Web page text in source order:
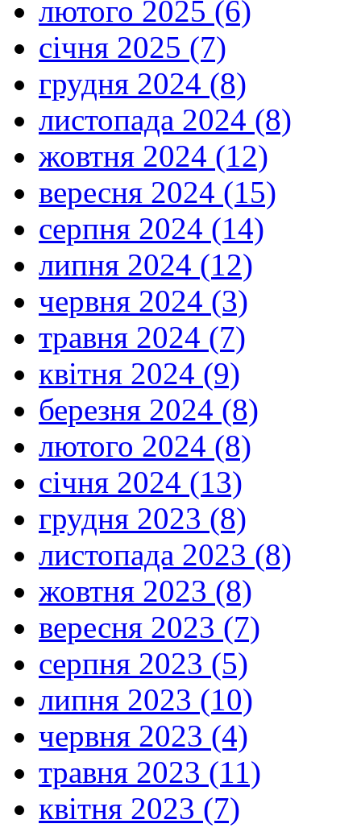
лютого 2025 (6)
січня 2025 (7)
грудня 2024 (8)
листопада 2024 (8)
жовтня 2024 (12)
вересня 2024 (15)
серпня 2024 (14)
липня 2024 (12)
червня 2024 (3)
травня 2024 (7)
квітня 2024 (9)
березня 2024 (8)
лютого 2024 (8)
січня 2024 (13)
грудня 2023 (8)
листопада 2023 (8)
жовтня 2023 (8)
вересня 2023 (7)
серпня 2023 (5)
липня 2023 (10)
червня 2023 (4)
травня 2023 (11)
квітня 2023 (7)